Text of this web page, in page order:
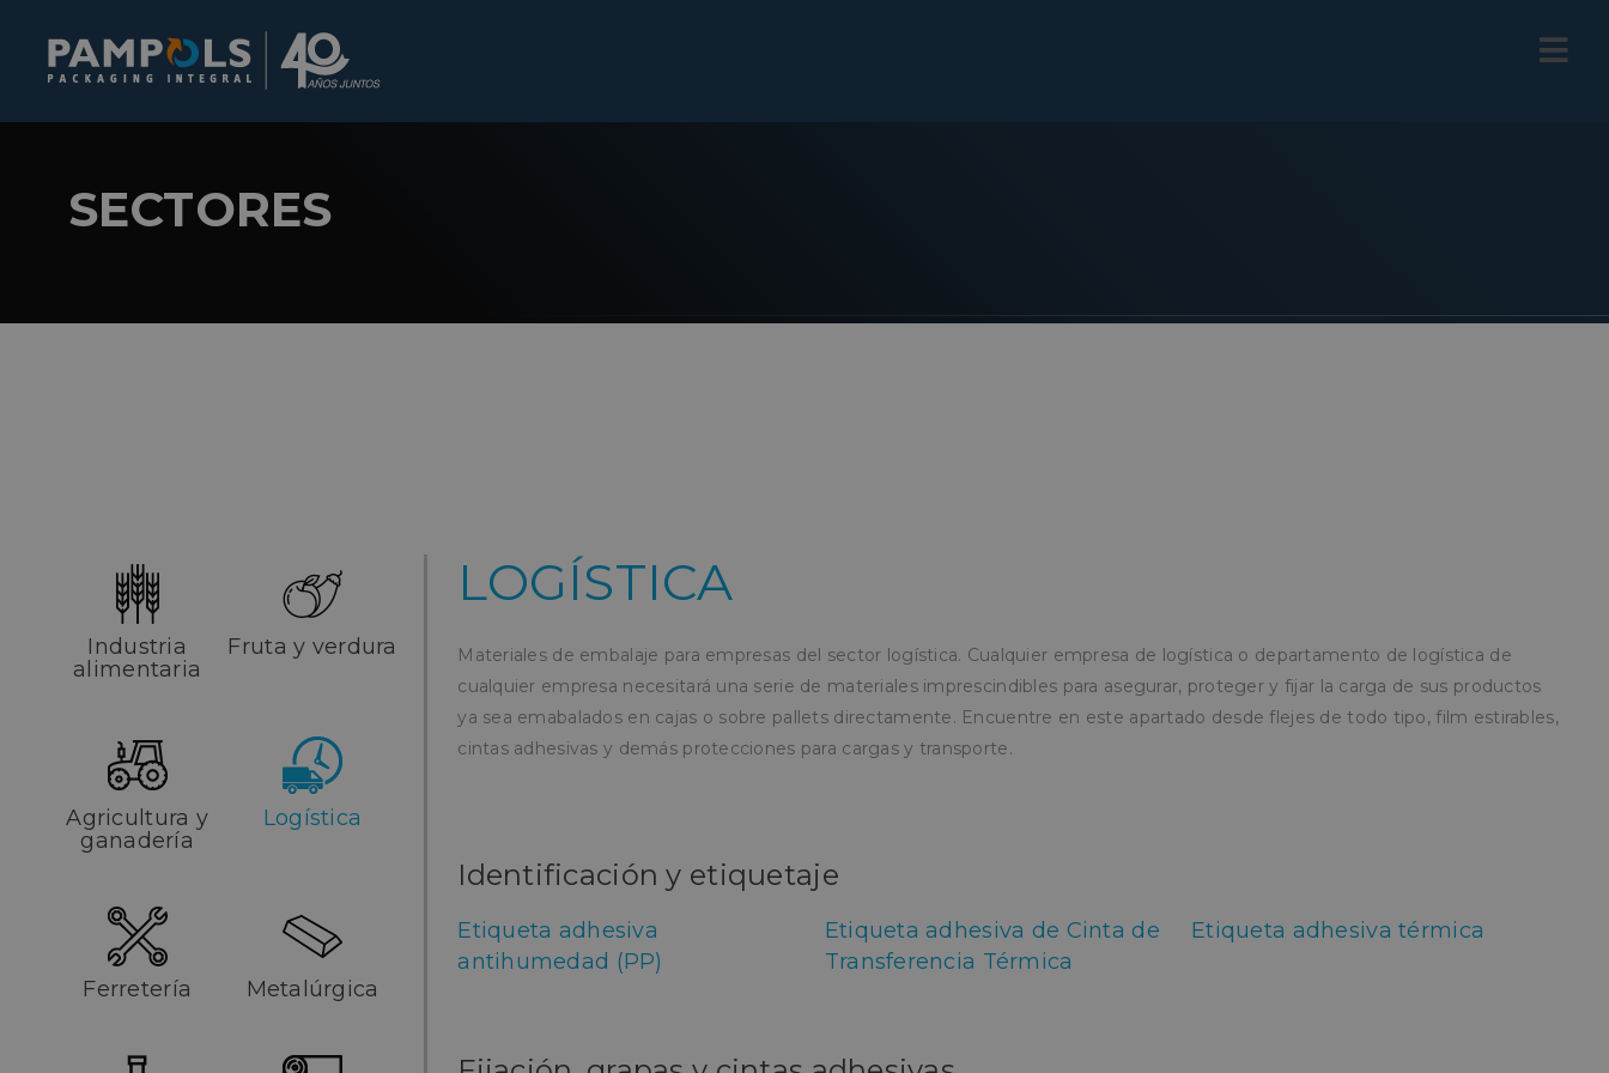
SECTORES
Industria
alimentaria
Fruta y verdura
Agricultura y
ganadería
Logística
Ferretería Metalúrgica
LOGÍSTICA
Materiales de embalaje para empresas del sector logística. Cualquier empresa de logística o departamento de logística de
cualquier empresa necesitará una serie de materiales imprescindibles para asegurar, proteger y fijar la carga de sus productos
ya sea emabalados en cajas o sobre pallets directamente. Encuentre en este apartado desde flejes de todo tipo, film estirables,
cintas adhesivas y demás protecciones para cargas y transporte.
Identificación y etiquetaje
Etiqueta adhesiva
antihumedad (PP)
Etiqueta adhesiva de Cinta de
Transferencia Térmica
Etiqueta adhesiva térmica